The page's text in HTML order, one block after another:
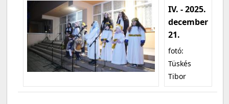
IV. - 2025.
december
21.
fotó:
Tüskés
Tibor